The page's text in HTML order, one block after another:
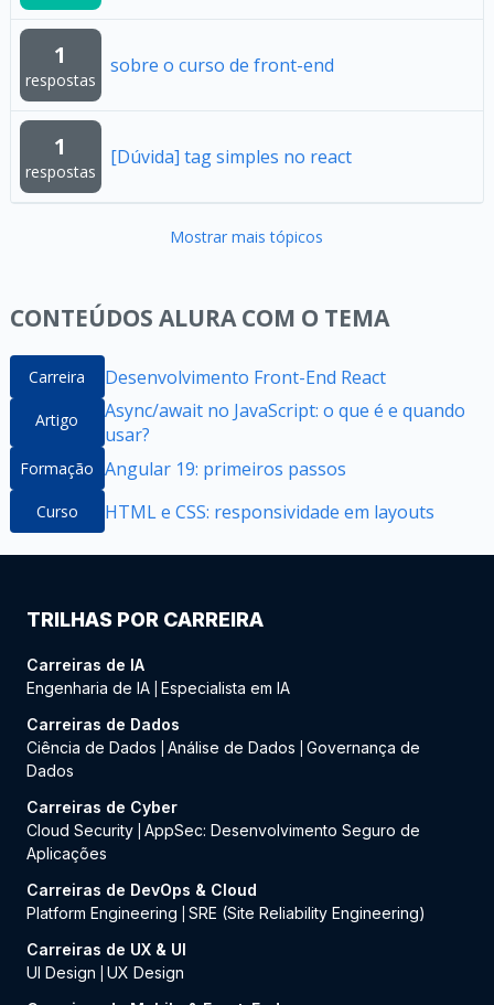
1
respostas
sobre o curso de front-end
1
respostas
[Dúvida] tag simples no react
Mostrar mais tópicos
CONTEÚDOS ALURA COM O TEMA
Carreira Desenvolvimento Front-End React
Artigo
Async/await no JavaScript: o que é e quando
usar?
Formação Angular 19: primeiros passos
Curso HTML e CSS: responsividade em layouts
TRILHAS POR CARREIRA
Carreiras de IA
Engenharia de IA Especialista em IA
Carreiras de Dados
Ciência de Dados
Análise de Dados
Governança de
Dados
Carreiras de Cyber
Cloud Security AppSec: Desenvolvimento Seguro de
Aplicações
Carreiras de DevOps & Cloud
Platform Engineering
SRE (Site Reliability Engineering)
Carreiras de UX & UI
UI Design
UX Design